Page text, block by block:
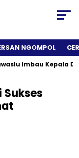
NGOMPOL
Imbau Kepala
Sukses